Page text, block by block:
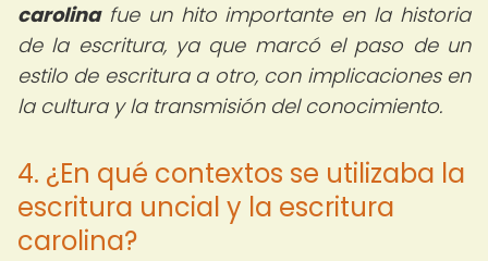
carolinafue un hito importante en la historia
de la escritura, ya que marcó el paso de un
estilo de escritura a otro, con implicaciones en
la cultura y la transmisión del conocimiento.
4. ¿En qué contextos se utilizaba la
escritura uncial y la escritura
carolina?